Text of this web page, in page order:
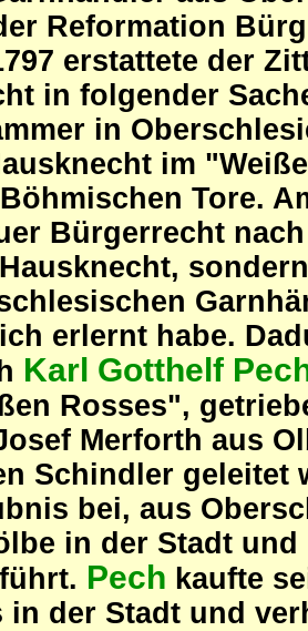
Reformation
erstattete der
in folgender
in
im
Tore.
Bürgerrecht
erlernt habe.
Karl Gotthelf
Rosses",
Merforth aus
Schindler geleitet
bei, aus
in der Stadt
Pech kaufte
in der Stadt und